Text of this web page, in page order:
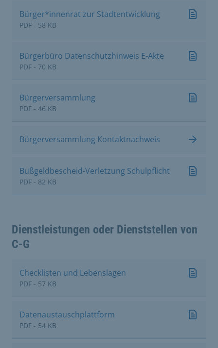
Bürger*innenrat zur Stadtentwicklung
PDF - 58 KB
Bürgerbüro Datenschutzhinweis E-Akte
PDF - 70 KB
Bürgerversammlung
PDF - 46 KB
Bürgerversammlung Kontaktnachweis
Bußgeldbescheid-Verletzung Schulpflicht
PDF - 82 KB
Dienstleistungen oder Dienststellen von
C-G
Checklisten und Lebenslagen
PDF - 57 KB
Datenaustauschplattform
PDF - 54 KB